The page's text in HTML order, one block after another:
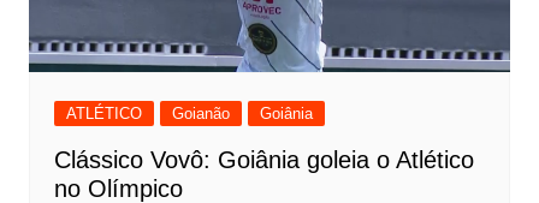
ATLÉTICO Goianão Goiânia
Clássico Vovô: Goiânia goleia o Atlético
no Olímpico